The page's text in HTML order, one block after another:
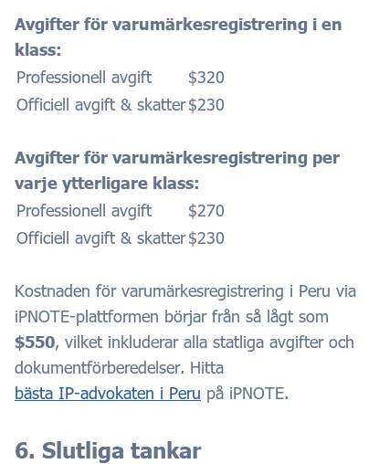
Avgifter för varumärkesregistrering i en
klass:
Professionell avgift
$320
Officiell avgift & skatter$230
Avgifter för varumärkesregistrering per
varje ytterligare klass:
Professionell avgift
$270
Officiell avgift & skatter$230
Kostnaden för varumärkesregistrering i Peru via
iPNOTE-plattformen börjar från så lågt som
$550, vilket inkluderar alla statliga avgifter och
dokumentförberedelser. Hitta
bästa IP-advokaten i Peru på iPNOTE.
6. Slutliga tankar